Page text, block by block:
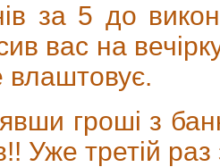
за 5 до
вас на
влаштовує.
гроші з
Уже третій